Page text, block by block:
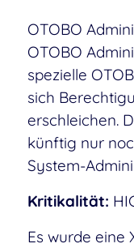
OTOBO
OTOBO
spezielle
sich
erschleichen.
künftig nur
System-
Kritikalität:
Es wurde eine